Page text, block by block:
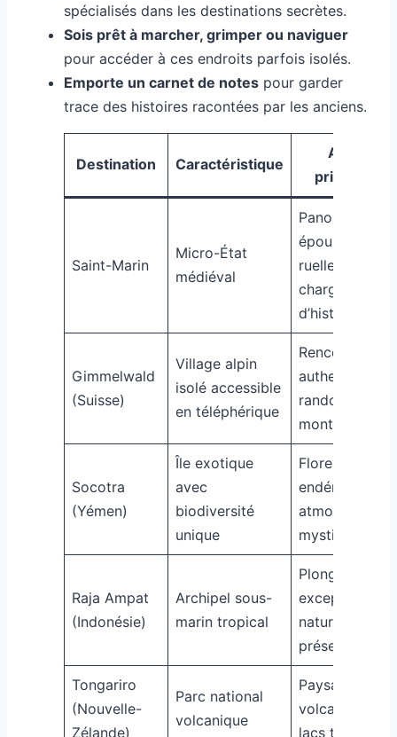
spécialisés dans les destinations secrètes.
Sois prêt à marcher, grimper ou naviguer
pour accéder à ces endroits parfois isolés.
Emporte un carnet de notes pour garder
trace des histoires racontées par les anciens.
Destination Caractéristique
Atouts
principaux
Saint-Marin
Micro-État
médiéval
Panoramas
ruelles
chargées
d’histoire
Gimmelwald
(Suisse)
Village alpin
isolé accessible
en téléphérique
Rencontres
authentiques,
randonnées en
montagne
Socotra
(Yémen)
Île exotique
avec
biodiversité
unique
Flore et faune
endémiques,
atmosphère
mystique
Raja Ampat
(Indonésie)
Archipel sous-
marin tropical
Plongée
nature
préservée
Tongariro
(Nouvelle-
Zélande)
Parc national
volcanique
Paysages
volcaniques,
lacs turquoise